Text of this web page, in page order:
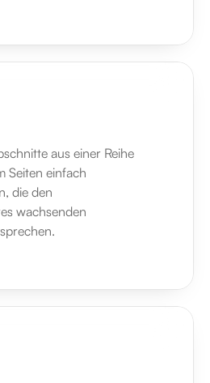
aus einer Reihe
Seiten einfach
die den
wachsenden